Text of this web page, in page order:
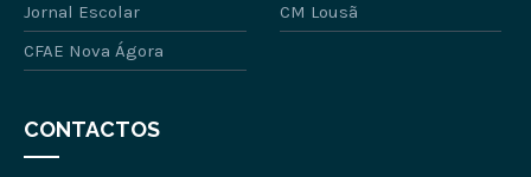
Jornal Escolar
CM Lousã
CFAE Nova Ágora
CONTACTOS